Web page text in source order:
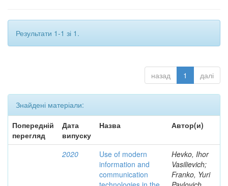
Результати 1-1 зі 1.
назад 1 далі
Знайдені матеріали:
Попередній
перегляд
Дата
випуску
Назва Автор(и)
2020
Use of modern
information and
communication
Hevko, Ihor
Vasilievich;
Franko, Yuri